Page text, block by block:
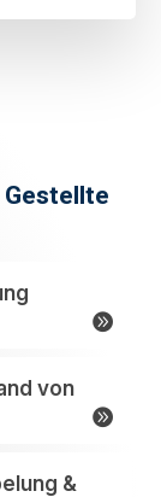
von
&